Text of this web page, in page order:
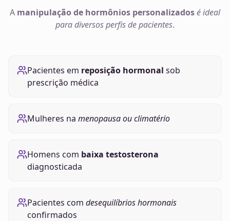
A manipulação de hormônios personalizadosé ideal
para diversos perfis de pacientes.
Pacientes em reposição hormonal sob
prescrição médica
Mulheres na menopausa ou climatério
Homens com baixa testosterona
diagnosticada
Pacientes com desequilíbrios hormonais
confirmados